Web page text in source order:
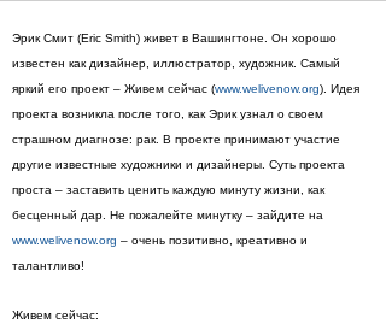
Эрик Смит (Eric Smith) живет в Вашингтоне. Он хорошо
известен как дизайнер, иллюстратор, художник. Самый
яркий его проект – Живем сейчас (www.welivenow.org). Идея
проекта возникла после того, как Эрик узнал о своем
страшном диагнозе: рак. В проекте принимают участие
другие известные художники и дизайнеры. Суть проекта
проста – заставить ценить каждую минуту жизни, как
бесценный дар. Не пожалейте минутку – зайдите на
www.welivenow.org – очень позитивно, креативно и
талантливо!
Живем сейчас: